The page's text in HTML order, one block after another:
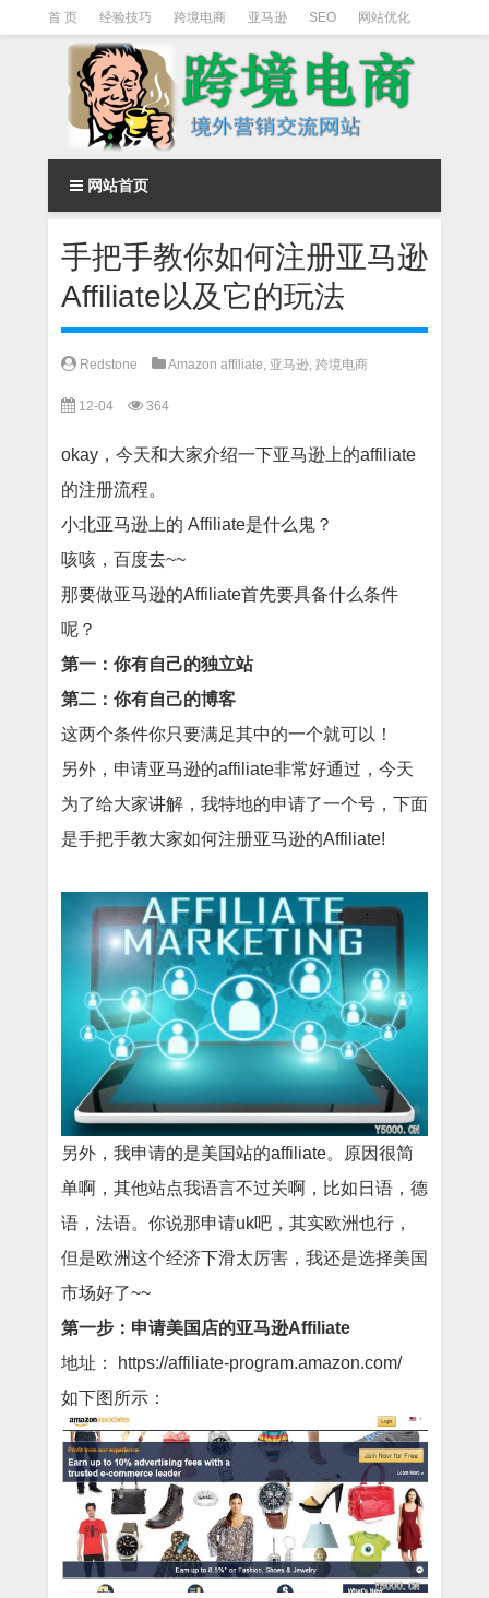
首 页 经验技巧 跨境电商 亚马逊 SEO 网站优化
Facebook营销 Facebook广告 facebook营销技巧
instagram营销
网站首页
手把手教你如何注册亚马逊
Affiliate以及它的玩法
Redstone Amazon affiliate, 亚马逊, 跨境电商
12-04 364
okay，今天和大家介绍一下亚马逊上的affiliate
的注册流程。
小北亚马逊上的 Affiliate是什么鬼？
咳咳，百度去~~
那要做亚马逊的Affiliate首先要具备什么条件
呢？
第一：你有自己的独立站
第二：你有自己的博客
这两个条件你只要满足其中的一个就可以！
另外，申请亚马逊的affiliate非常好通过，今天
为了给大家讲解，我特地的申请了一个号，下面
是手把手教大家如何注册亚马逊的Affiliate!
另外，我申请的是美国站的affiliate。原因很简
单啊，其他站点我语言不过关啊，比如日语，德
语，法语。你说那申请uk吧，其实欧洲也行，
但是欧洲这个经济下滑太厉害，我还是选择美国
市场好了~~
第一步：申请美国店的亚马逊Affiliate
地址： https://affiliate-program.amazon.com/
如下图所示：